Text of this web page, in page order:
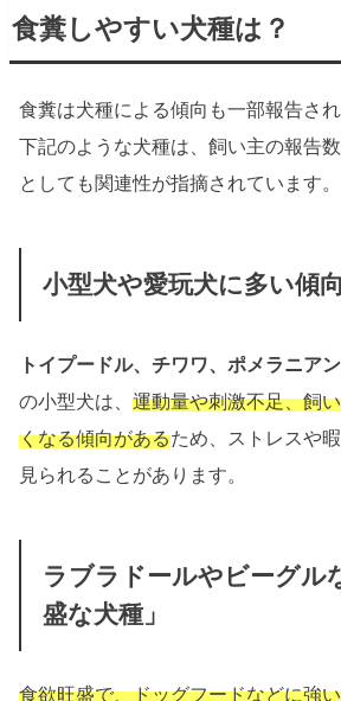
食糞しやすい犬種は？
食糞は犬種による傾向も一部報告さ
下記のような犬種は、飼い主の報告
としても関連性が指摘されています。
小型犬や愛玩犬に多い傾向
トイプードル、チワワ、ポメラニア
の小型犬は、運動量や刺激不足、飼
くなる傾向があるため、ストレスや
見られることがあります。
ラブラドールやビーグル
盛な犬種」
食欲旺盛で、ドッグフードなどに強